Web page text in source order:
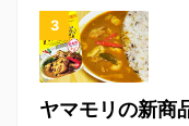
ヤマモリの新商